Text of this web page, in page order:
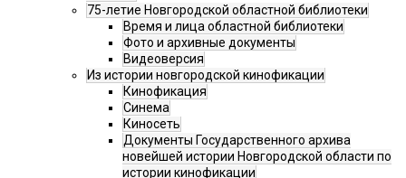
75-летие Новгородской областной библиотеки
Время и лица областной библиотеки
Фото и архивные документы
Видеоверсия
Из истории новгородской кинофикации
Кинофикация
Синема
Киносеть
Документы Государственного архива
новейшей истории Новгородской области по
истории кинофикации